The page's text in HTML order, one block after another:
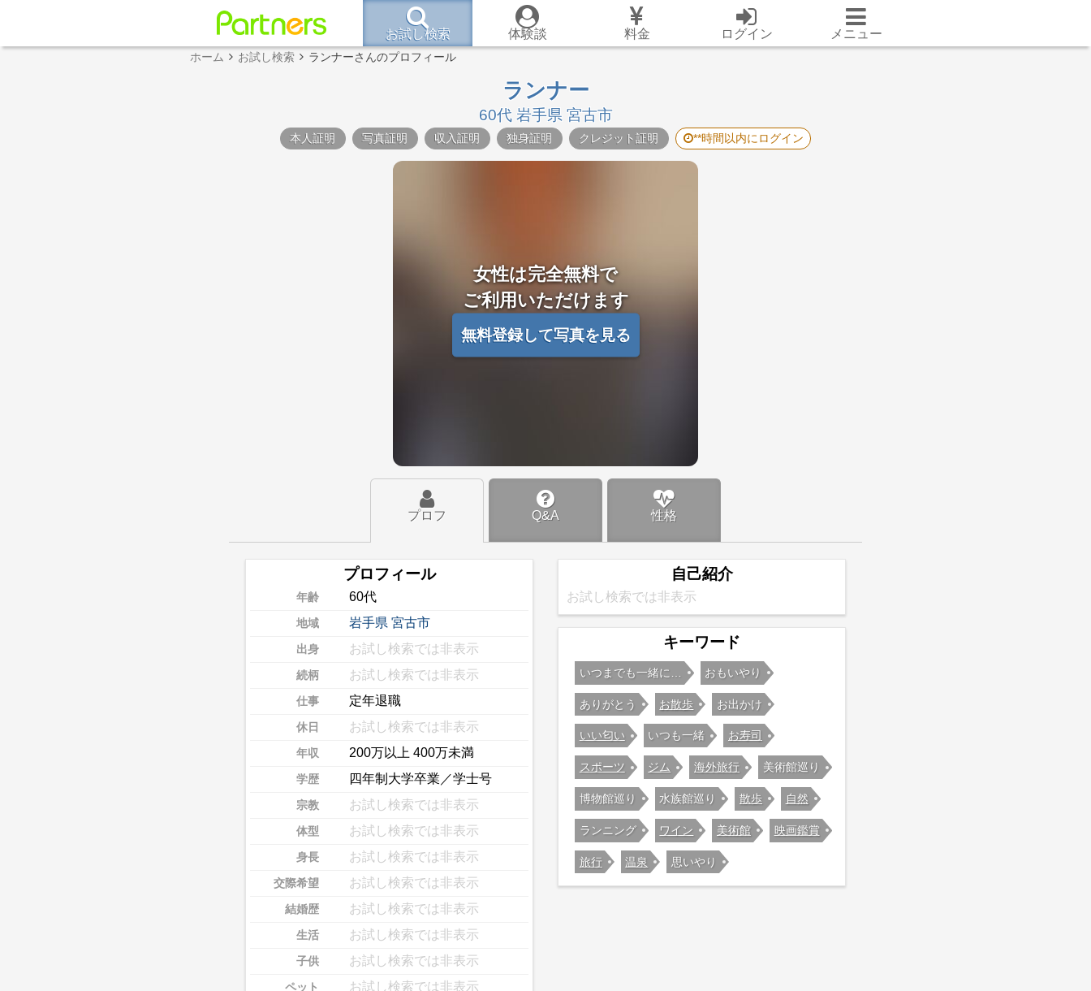
お試し検索 体験談 料金 ログイン メニュー
ホーム お試し検索 ランナーさんのプロフィール
ランナー
60代 岩手県 宮古市
本人証明 写真証明 収入証明 独身証明 クレジット証明 **時間以内にログイン
女性は完全無料で
ご利用いただけます
無料登録して写真を見る
プロフ Q&A 性格
プロフィール
年齢 60代
地域 岩手県 宮古市
出身 お試し検索では非表示
続柄 お試し検索では非表示
仕事 定年退職
休日 お試し検索では非表示
年収 200万以上 400万未満
学歴 四年制大学卒業／学士号
宗教 お試し検索では非表示
体型 お試し検索では非表示
身長 お試し検索では非表示
交際希望 お試し検索では非表示
結婚歴 お試し検索では非表示
生活 お試し検索では非表示
子供 お試し検索では非表示
ペット お試し検索では非表示
自己紹介
お試し検索では非表示
キーワード
いつまでも一緒に… おもいやり
ありがとう お散歩 お出かけ
いい匂い いつも一緒 お寿司
スポーツ ジム 海外旅行 美術館巡り
博物館巡り 水族館巡り 散歩 自然
ランニング ワイン 美術館 映画鑑賞
旅行 温泉 思いやり